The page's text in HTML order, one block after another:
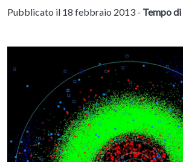
Pubblicato il 18 febbraio 2013 - Tempo